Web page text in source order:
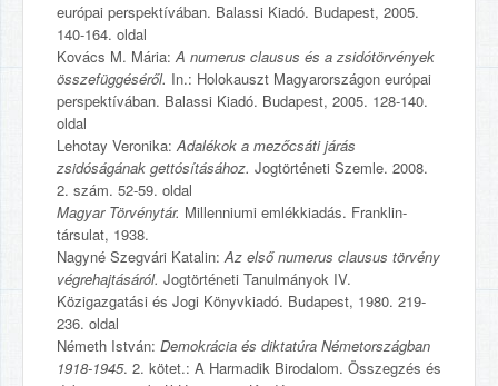
európai perspektívában. Balassi Kiadó. Budapest, 2005.
140-164. oldal
Kovács M. Mária:A numerus clausus és a zsidótörvények
összefüggéséről. In.: Holokauszt Magyarországon európai
perspektívában. Balassi Kiadó. Budapest, 2005. 128-140.
oldal
Lehotay Veronika:Adalékok a mezőcsáti járás
zsidóságának gettósításához. Jogtörténeti Szemle. 2008.
2. szám. 52-59. oldal
Magyar Törvénytár. Millenniumi emlékkiadás. Franklin-
társulat, 1938.
Nagyné Szegvári Katalin:Az első numerus clausus törvény
végrehajtásáról. Jogtörténeti Tanulmányok IV.
Közigazgatási és Jogi Könyvkiadó. Budapest, 1980. 219-
236. oldal
Németh István: Demokrácia és diktatúra Németországban
1918-1945. 2. kötet.: A Harmadik Birodalom. Összegzés és